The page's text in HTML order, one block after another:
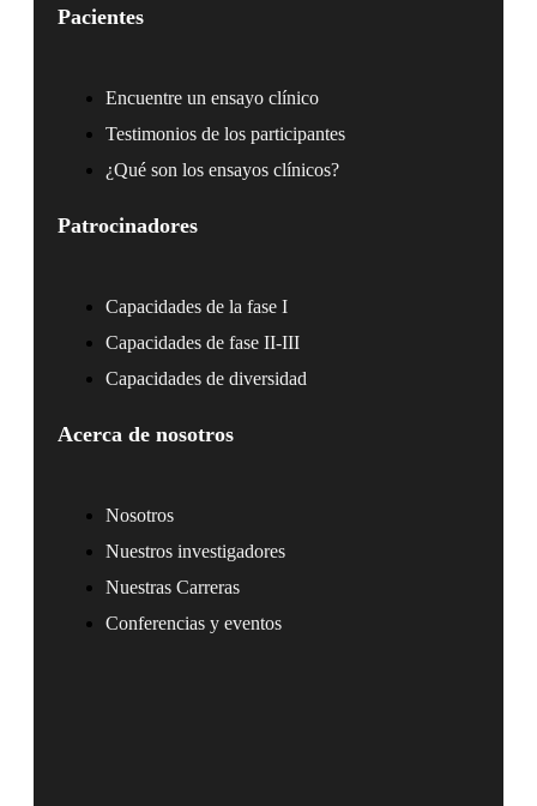
Pacientes
Encuentre un ensayo clínico
Testimonios de los participantes
¿Qué son los ensayos clínicos?
Patrocinadores
Capacidades de la fase I
Capacidades de fase II-III
Capacidades de diversidad
Acerca de nosotros
Nosotros
Nuestros investigadores
Nuestras Carreras
Conferencias y eventos